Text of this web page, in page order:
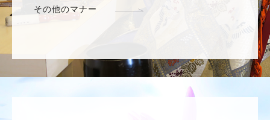
その他のマナー